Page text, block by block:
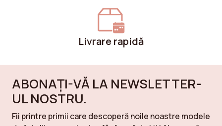
Livrare rapidă
ABONAȚI-VĂ LA NEWSLETTER-
UL NOSTRU.
Fii printre primii care descoperă noile noastre modele